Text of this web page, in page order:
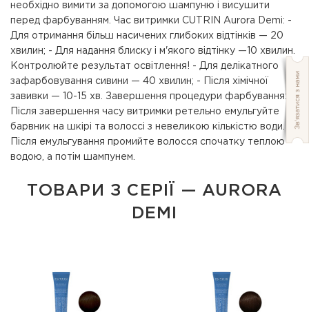
необхідно вимити за допомогою шампуню і висушити
перед фарбуванням. Час витримки CUTRIN Aurora Demi: -
Для отримання більш насичених глибоких відтінків — 20
хвилин; - Для надання блиску і м'якого відтінку —10 хвилин.
Контролюйте результат освітлення! - Для делікатного
зафарбовування сивини — 40 хвилин; - Після хімічної
завивки — 10-15 хв. Завершення процедури фарбування:
Після завершення часу витримки ретельно емульгуйте
барвник на шкірі та волоссі з невеликою кількістю води.
Після емульгування промийте волосся спочатку теплою
водою, а потім шампунем.
ТОВАРИ З СЕРІЇ — AURORA
DEMI